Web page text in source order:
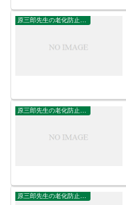
原三郎先生の老化防止の野菜
原三郎先生の老化防止の野菜